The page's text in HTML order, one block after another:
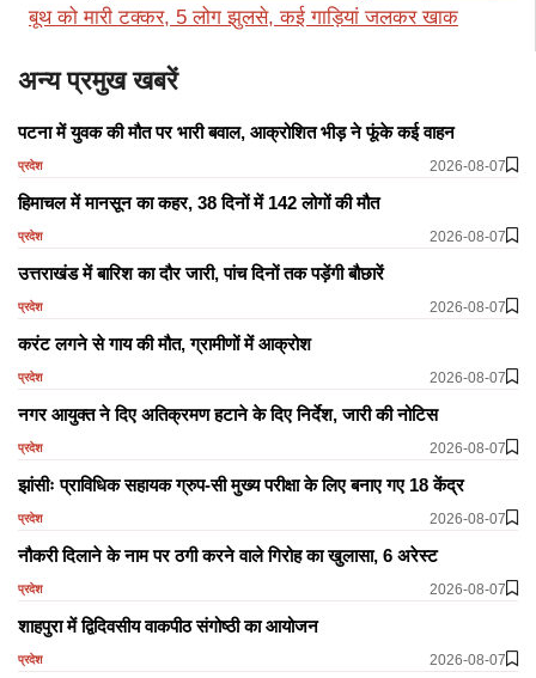
बूथ को मारी टक्कर, 5 लोग झुलसे, कई गाड़ियां जलकर खाक
अन्य प्रमुख खबरें
पटना में युवक की मौत पर भारी बवाल, आक्रोशित भीड़ ने फूंके कई वाहन
प्रदेश 2026-08-07
हिमाचल में मानसून का कहर, 38 दिनों में 142 लोगों की मौत
प्रदेश 2026-08-07
उत्तराखंड में बारिश का दौर जारी, पांच दिनों तक पड़ेंगी बौछारें
प्रदेश 2026-08-07
करंट लगने से गाय की मौत, ग्रामीणों में आक्रोश
प्रदेश 2026-08-07
नगर आयुक्त ने दिए अतिक्रमण हटाने के दिए निर्देश, जारी की नोटिस
प्रदेश 2026-08-07
झांसीः प्राविधिक सहायक ग्रुप-सी मुख्य परीक्षा के लिए बनाए गए 18 केंद्र
प्रदेश 2026-08-07
नौकरी दिलाने के नाम पर ठगी करने वाले गिरोह का खुलासा, 6 अरेस्ट
प्रदेश 2026-08-07
शाहपुरा में द्विदिवसीय वाकपीठ संगोष्ठी का आयोजन
प्रदेश 2026-08-07